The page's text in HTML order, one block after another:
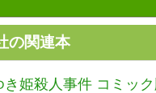
の関連本
き姫殺人事件 コミッ